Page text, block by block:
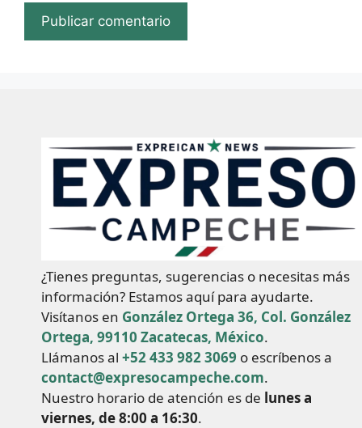
¿Tienes preguntas, sugerencias o necesitas más
información? Estamos aquí para ayudarte.
Visítanos en González Ortega 36, Col. González
Ortega, 99110 Zacatecas, México.
Llámanos al +52 433 982 3069 o escríbenos a
contact@expresocampeche.com.
Nuestro horario de atención es de lunes a
viernes, de 8:00 a 16:30.